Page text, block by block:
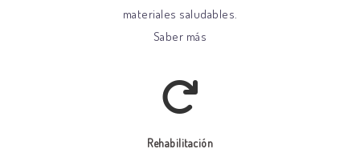
materiales saludables.
Saber más
Rehabilitación